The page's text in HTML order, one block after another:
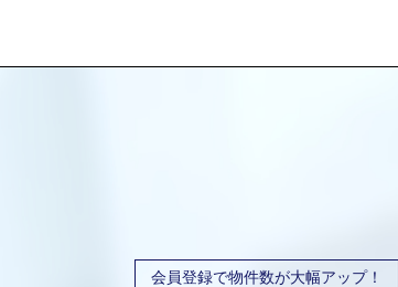
会員登録で物件数が大幅アップ！